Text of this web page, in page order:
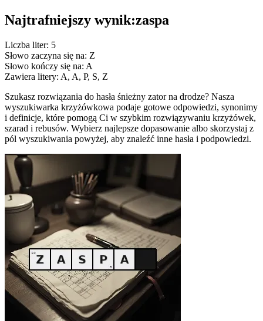
Najtrafniejszy wynik:zaspa
Liczba liter: 5
Słowo zaczyna się na: Z
Słowo kończy się na: A
Zawiera litery: A, A, P, S, Z
Szukasz rozwiązania do hasła śnieżny zator na drodze? Nasza
wyszukiwarka krzyżówkowa podaje gotowe odpowiedzi, synonimy
i definicje, które pomogą Ci w szybkim rozwiązywaniu krzyżówek,
szarad i rebusów. Wybierz najlepsze dopasowanie albo skorzystaj z
pól wyszukiwania powyżej, aby znaleźć inne hasła i podpowiedzi.